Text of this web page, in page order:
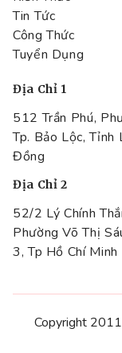
Tin Tức
Công Thức
Tuyển Dụng
Địa Chỉ 1
512 Trần Phú,
Tp. Bảo Lộc, Tỉnh
Đồng
Địa Chỉ 2
52/2 Lý Chính
Phường Võ Thị
3, Tp Hồ Chí Minh
Copyright